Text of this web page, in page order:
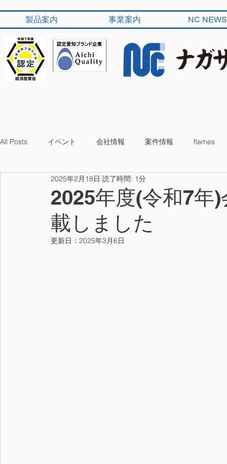
製品案内 事業案内 NC NEWS
All Posts イベント 会社情報 案件情報 flames
2025年度(令和7年
載しました
2025年2月18日 読了時間: 1分
更新日： 2025年3月6日